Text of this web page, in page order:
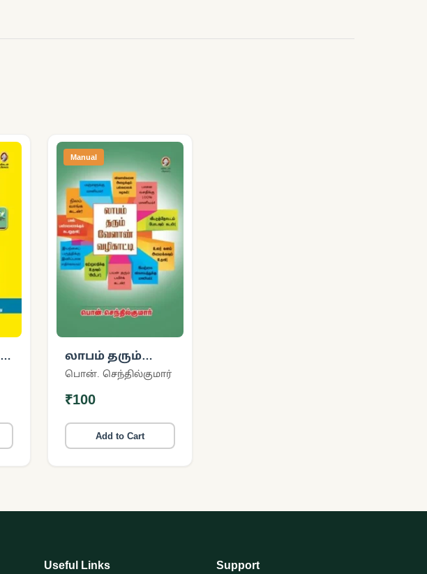
Manual
லாபம் தரும்
வேளாண்
பொன். செந்தில்குமார்
₹100
Add to Cart
Useful Links Support